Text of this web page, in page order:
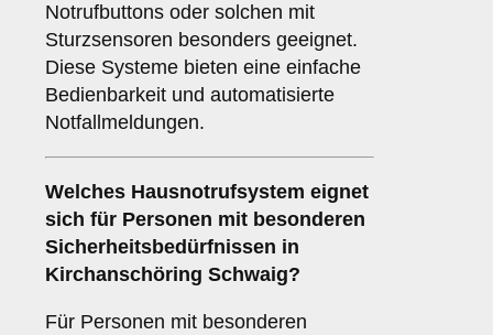
Notrufbuttons oder solchen mit
Sturzsensoren besonders geeignet.
Diese Systeme bieten eine einfache
Bedienbarkeit und automatisierte
Notfallmeldungen.
Welches Hausnotrufsystem eignet
sich für Personen mit besonderen
Sicherheitsbedürfnissen in
Kirchanschöring Schwaig?
Für Personen mit besonderen